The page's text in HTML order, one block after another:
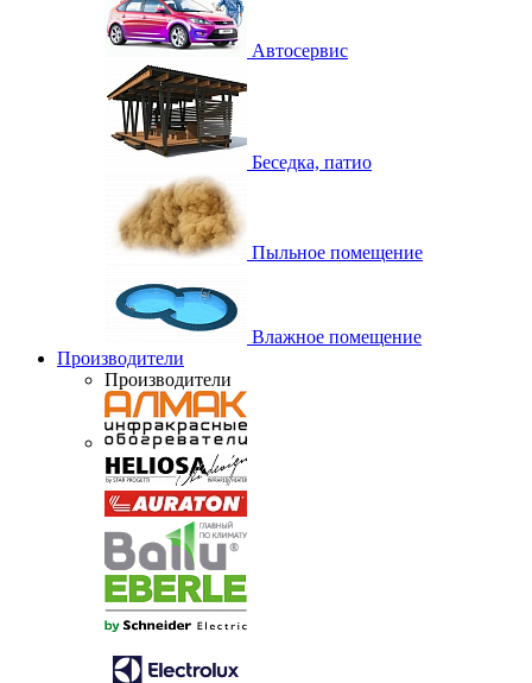
Автосервис
Беседка, патио
Пыльное помещение
Влажное помещение
Производители
Производители